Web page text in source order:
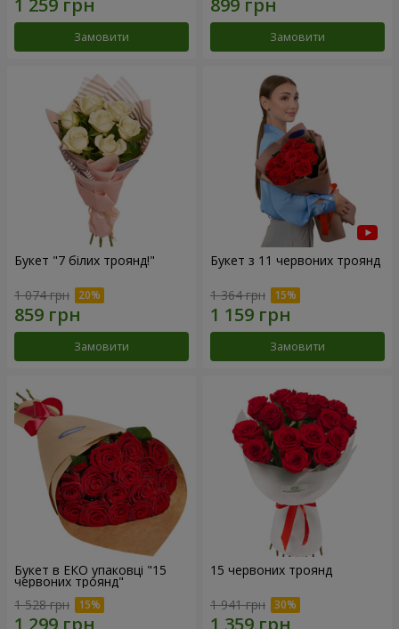
Замовити Замовити
Букет "7 білих троянд!"
1 074 грн
Замовити
Букет з 11 червоних троянд
1 364 грн
Замовити
Букет в ЕКО упаковці "15
червоних троянд"
1 528 грн
15 червоних троянд
1 941 грн